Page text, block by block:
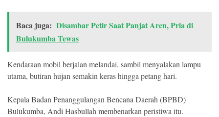
Baca juga: Disambar Petir Saat Panjat Aren, Pria di
Bulukumba Tewas
Kendaraan mobil berjalan melandai, sambil menyalakan lampu
utama, butiran hujan semakin keras hingga petang hari.
Kepala Badan Penanggulangan Bencana Daerah (BPBD)
Bulukumba, Andi Hasbullah membenarkan peristiwa itu.